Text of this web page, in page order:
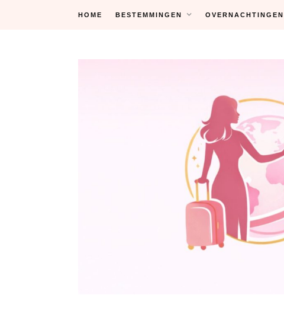
HOME BESTEMMINGEN OVERNACHTINGEN